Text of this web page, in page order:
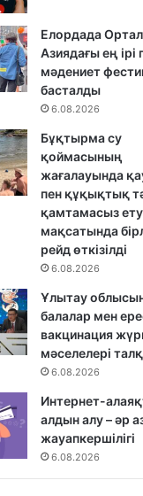
Елордада
Азиядағы ең ірі
мәдениет
басталды
6.08.2026
Бұқтырма су
қоймасының
жағалауында
пен құқықтық
қамтамасыз ету
мақсатында
рейд өткізілді
6.08.2026
Ұлытау
балалар мен
вакцинация
мәселелері
6.08.2026
Интернет-
алдын алу – әр
жауапкершілігі
6.08.2026